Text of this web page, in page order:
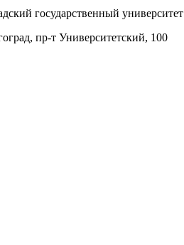
государственный университет
пр-т Университетский, 100